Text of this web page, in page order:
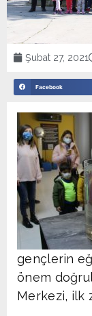
Şubat 27, 2021
Facebook
gençlerin
önem
Merkezi, ilk